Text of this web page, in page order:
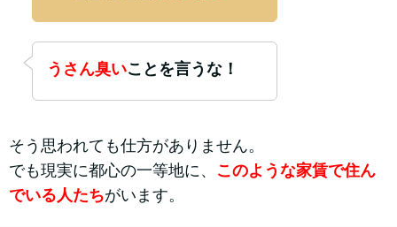
うさん臭いことを言うな！
そう思われても仕方がありません。
でも現実に都心の一等地に、 このような家賃で住ん
でいる人たちがいます。